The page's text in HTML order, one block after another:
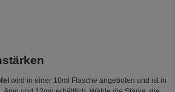
wird in einer 10ml Flasche angeboten und ist in